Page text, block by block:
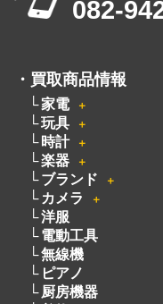
家電 ＋
楽器 ＋
ブランド ＋
カメラ
洋服
電動工具
無線機
ピアノ
厨房機器
着物
骨董品
釣具
絵画
お酒